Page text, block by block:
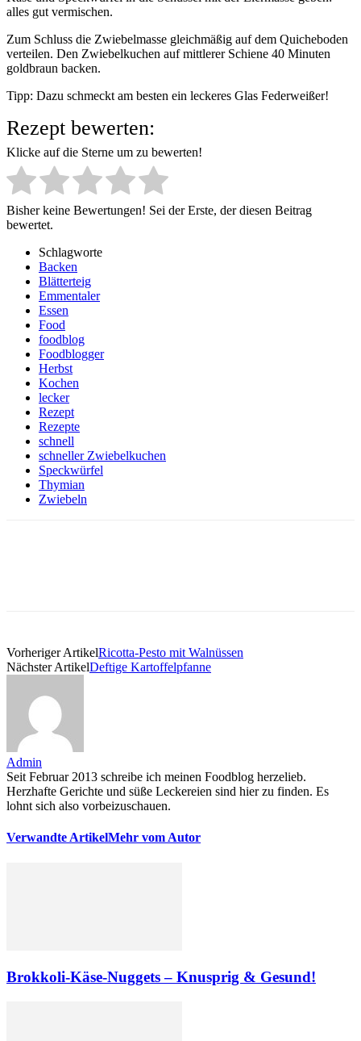
alles gut vermischen.
Zum Schluss die Zwiebelmasse gleichmäßig auf dem Quicheboden
verteilen. Den Zwiebelkuchen auf mittlerer Schiene 40 Minuten
goldbraun backen.
Tipp: Dazu schmeckt am besten ein leckeres Glas Federweißer!
Rezept bewerten:
Klicke auf die Sterne um zu bewerten!
Bisher keine Bewertungen! Sei der Erste, der diesen Beitrag
bewertet.
Schlagworte
Backen
Blätterteig
Emmentaler
Essen
Food
foodblog
Foodblogger
Herbst
Kochen
lecker
Rezept
Rezepte
schnell
schneller Zwiebelkuchen
Speckwürfel
Thymian
Zwiebeln
Vorheriger ArtikelRicotta-Pesto mit Walnüssen
Nächster ArtikelDeftige Kartoffelpfanne
Admin
Seit Februar 2013 schreibe ich meinen Foodblog herzelieb.
Herzhafte Gerichte und süße Leckereien sind hier zu finden. Es
lohnt sich also vorbeizuschauen.
Verwandte ArtikelMehr vom Autor
Brokkoli-Käse-Nuggets – Knusprig & Gesund!